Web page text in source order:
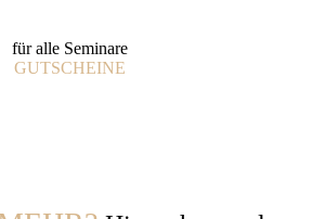
für alle Seminare
GUTSCHEINE